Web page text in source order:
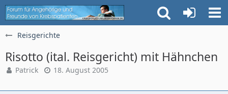
Reisgerichte
Risotto (ital. Reisgericht) mit Hähnchen
Patrick 18. August 2005